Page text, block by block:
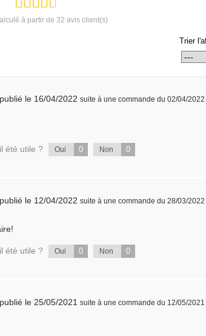
à partir de 32 avis client(s)
Trier
publié le 16/04/2022 suite à une commande du 02/04/2022
été utile ? Oui 0 Non 0
publié le 12/04/2022 suite à une commande du 28/03/2022
été utile ? Oui 0 Non 0
publié le 25/05/2021 suite à une commande du 12/05/2021